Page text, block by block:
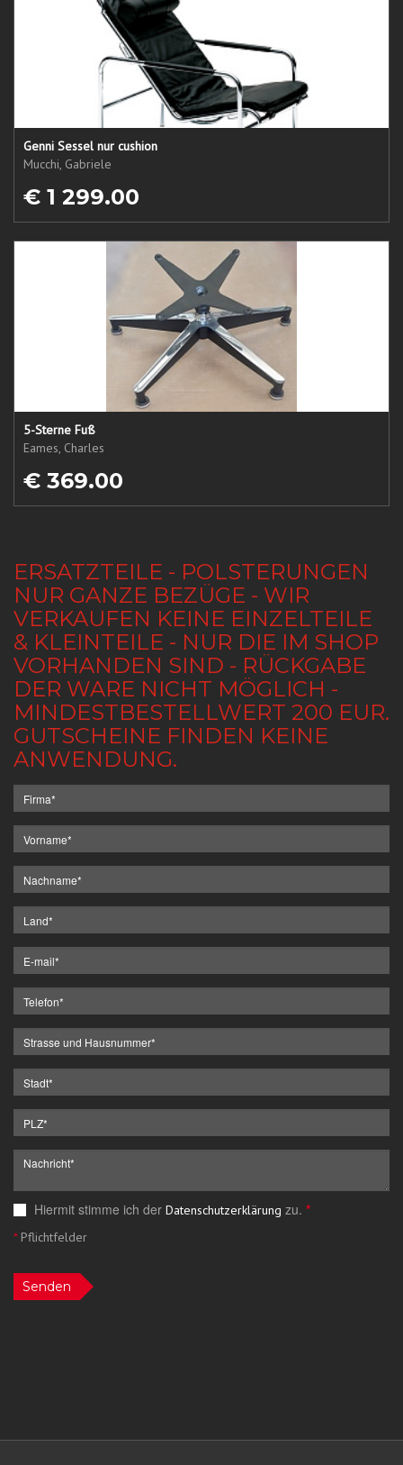
Genni Sessel nur cushion
Mucchi, Gabriele
€ 1 299.00
5-Sterne Fuß
Eames, Charles
€ 369.00
ERSATZTEILE - POLSTERUNGEN
NUR GANZE BEZÜGE - WIR
VERKAUFEN KEINE EINZELTEILE
& KLEINTEILE - NUR DIE IM SHOP
VORHANDEN SIND - RÜCKGABE
DER WARE NICHT MÖGLICH -
MINDESTBESTELLWERT 200 EUR.
GUTSCHEINE FINDEN KEINE
ANWENDUNG.
Hiermit stimme ich der Datenschutzerklärung zu. *
*Pflichtfelder
Senden